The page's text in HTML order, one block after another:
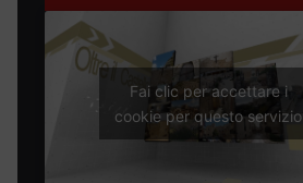
Fai clic per accettare i
cookie per questo servizio